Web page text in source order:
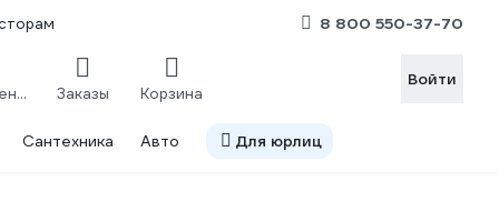
8 800 550-37-70
Сравнение Заказы Корзина
Войти
Сантехника Авто Для юрлиц